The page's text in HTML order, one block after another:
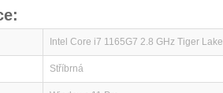
Intel Core i7 1165G7 2.8 GHz Tiger Lake
Stříbrná